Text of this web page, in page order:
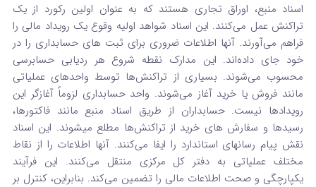
اسناد منبع، اوراق تجاری هستند که به عنوان اولین رکورد از یک
تراکنش عمل می‌کنند. این اسناد شواهد اولیه وقوع یک رویداد مالی را
فراهم می‌آورند. آنها اطلاعات ضروری برای ثبت های حسابداری را در
خود جای داده‌اند. این مدارک نقطه شروع هر ردیابی حسابرسی
محسوب می‌شوند. بسیاری از تراکنش‌ها توسط واحدهای عملیاتی
مانند فروش یا خرید آغاز می‌شوند. واحد حسابداری لزوماً آغازگر این
رویدادها نیست. حسابداران از طریق اسناد منبع مانند فاکتورها،
رسیدها و سفارش های خرید از تراکنش‌ها مطلع میشوند. این اسناد
نقش پیام‌ رسانهای استاندارد را ایفا می‌کنند. آنها اطلاعات را از نقاط
مختلف عملیاتی به دفتر کل مرکزی منتقل می‌کنند. این فرآیند
یکپارچگی و صحت اطلاعات مالی را تضمین می‌کند. بنابراین، کنترل بر